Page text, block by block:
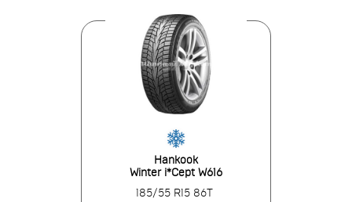
Hankook
Winter i*Cept W616
185/55 R15 86T